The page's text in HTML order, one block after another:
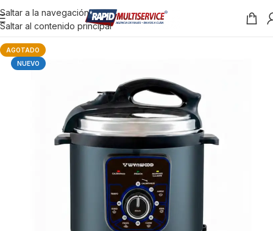
Saltar a la navegación
Saltar al contenido principal
AGOTADO
NUEVO